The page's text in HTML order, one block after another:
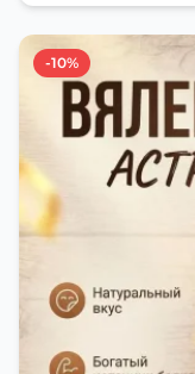
-10%